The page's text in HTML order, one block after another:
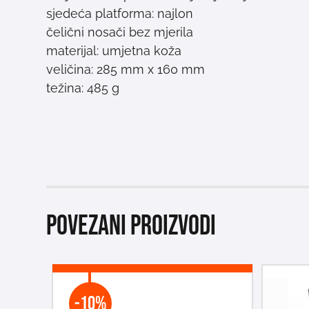
sjedeća platforma: najlon
čelični nosači bez mjerila
materijal: umjetna koža
veličina: 285 mm x 160 mm
težina: 485 g
Povezani proizvodi
-10%